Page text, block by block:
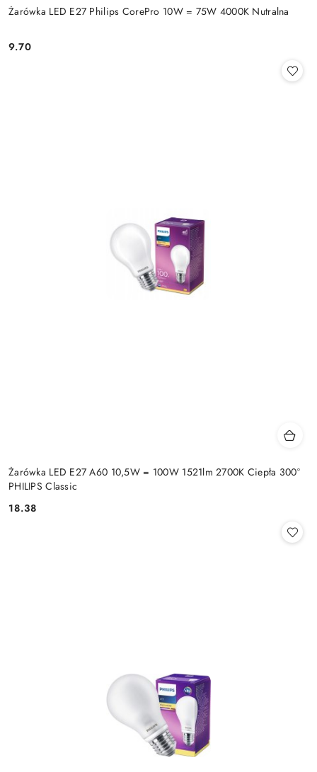
Żarówka LED E27 Philips CorePro 10W = 75W 4000K Nutralna
Cena:
9.70
Żarówka LED E27 A60 10,5W = 100W 1521lm 2700K Ciepła 300°
PHILIPS Classic
Cena:
18.38